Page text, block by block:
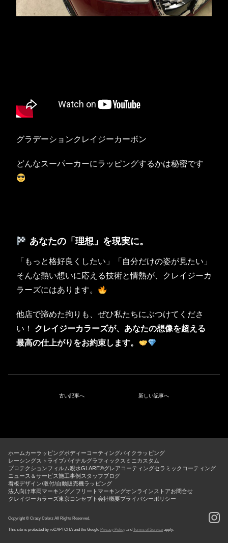
グラデーションクレイジーカーボン
どんなスーパーカーにラッピングするかは秘密です
あなたの「理想」を現実に。
「もっと格好良くしたい」「自分だけの姿が見たい」
そんな熱い想いに応える技術と情熱が、クレイジーカ
ラーズにはあります。
他店で諦めた拘りも、ぜひ私たちにぶつけてくださ
い！ クレイジーカラーズが、あなたの想像を超える
最高の仕上がりをお約束します。
古い記事へ 新しい記事へ
ホームカーラッピングボディーコーティングバイクラッピング
レーシングストライプバイナルグラフィックス ミニカスタム
プロテクションフィルム親水GLARE®グレアコーティングセラミックコーティング
ニュース＆サービス施工事例 スタッフブログ
看板デザイン/取付/自動販売機ラッピング
法人向け車両マーキング／フリートマーキングオンラインストアお問合せ
クレイジーカラーズ東京コンセプト 会社概要プライバシーポリシー
Copyright © Crazy Colorz All Rights Reserved.
This site is protected by reCAPTCHA and the Google Privacy Policy and Terms of Service apply.